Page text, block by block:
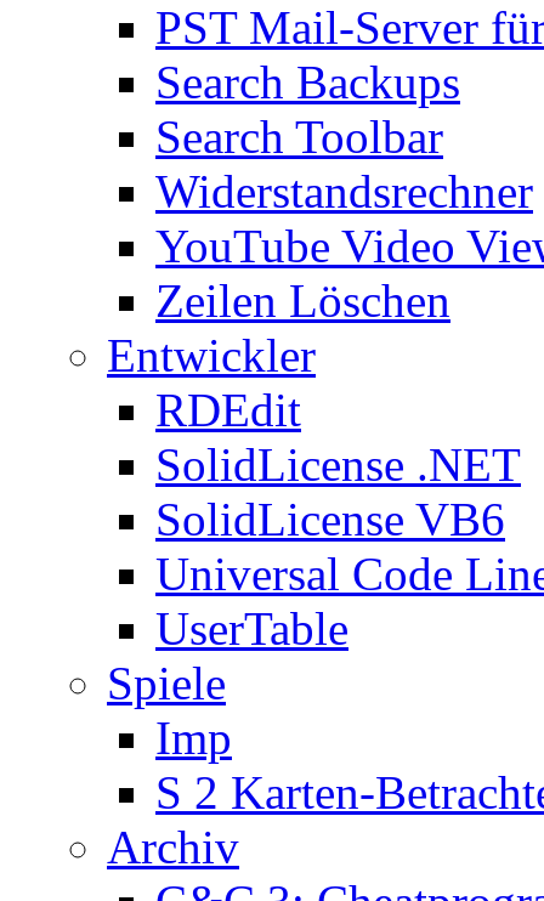
PST Mail-Server
Search Backups
Search Toolbar
Widerstandsrechner
YouTube Video
Zeilen Löschen
Entwickler
RDEdit
SolidLicense .NET
SolidLicense VB6
Universal Code
UserTable
Spiele
Imp
S 2 Karten-
Archiv